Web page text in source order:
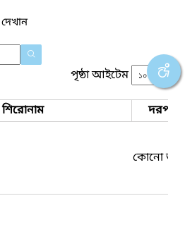
পৃষ্ঠা আইটেম
শিরোনাম দরপত্র
কোনো তথ্য